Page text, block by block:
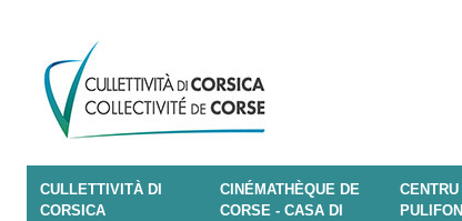
CULLETTIVITÀ DI
CORSICA
CINÉMATHÈQUE DE
CORSE - CASA DI
CENTRU